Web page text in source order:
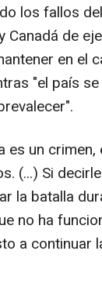
los fallos
Canadá de
en el
"el país
es un
(...) Si
la batalla
no ha
a continuar